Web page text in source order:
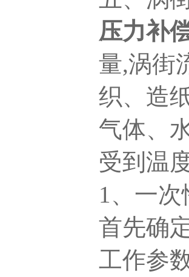
压力补
量,涡街
织、造
气体、
受到温
1、一
首先确
工作参